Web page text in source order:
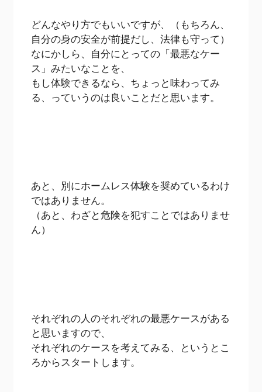
どんなやり方でもいいですが、（もちろん、
自分の身の安全が前提だし、法律も守って）
なにかしら、自分にとっての「最悪なケー
ス」みたいなことを、
もし体験できるなら、ちょっと味わってみ
る、っていうのは良いことだと思います。
あと、別にホームレス体験を奨めているわけ
ではありません。
（あと、わざと危険を犯すことではありませ
ん）
それぞれの人のそれぞれの最悪ケースがある
と思いますので、
それぞれのケースを考えてみる、というとこ
ろからスタートします。